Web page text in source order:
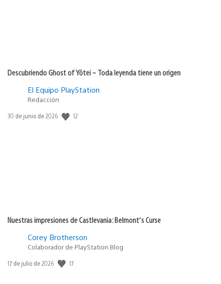
Descubriendo Ghost of Yōtei – Toda leyenda tiene un origen
El Equipo PlayStation
Redacción
Fecha
30 de junio de 2026 12
Nuestras impresiones de Castlevania: Belmont’s Curse
Corey Brotherson
Colaborador de PlayStation Blog
Fecha
17 de julio de 2026 17